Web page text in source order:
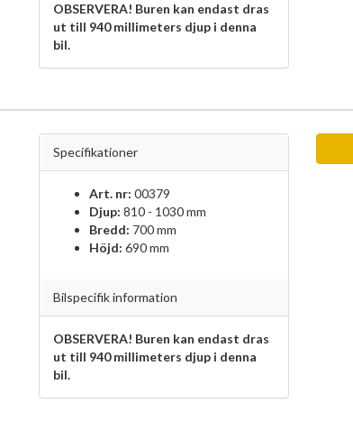
OBSERVERA! Buren kan endast dras
ut till 940 millimeters djup i denna
bil.
Specifikationer
Art. nr: 00379
Djup: 810 - 1030 mm
Bredd: 700 mm
Höjd: 690 mm
Bilspecifik information
OBSERVERA! Buren kan endast dras
ut till 940 millimeters djup i denna
bil.